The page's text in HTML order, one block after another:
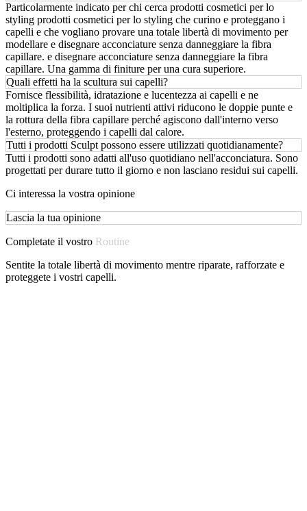
Particolarmente indicato per chi cerca prodotti cosmetici per lo
styling prodotti cosmetici per lo styling che curino e proteggano i
capelli e che vogliano provare una totale libertà di movimento per
modellare e disegnare acconciature senza danneggiare la fibra
capillare. e disegnare acconciature senza danneggiare la fibra
capillare. Una gamma di finiture per una cura superiore.
Quali effetti ha la scultura sui capelli?
Fornisce flessibilità, idratazione e lucentezza ai capelli e ne
moltiplica la forza. I suoi nutrienti attivi riducono le doppie punte e
la rottura della fibra capillare perché agiscono dall'interno verso
l'esterno, proteggendo i capelli dal calore.
Tutti i prodotti Sculpt possono essere utilizzati quotidianamente?
Tutti i prodotti sono adatti all'uso quotidiano nell'acconciatura. Sono
progettati per durare tutto il giorno e non lasciano residui sui capelli.
Ci interessa la vostra opinione
Lascia la tua opinione
Completate il vostro Routine
Sentite la totale libertà di movimento mentre riparate, rafforzate e
proteggete i vostri capelli.